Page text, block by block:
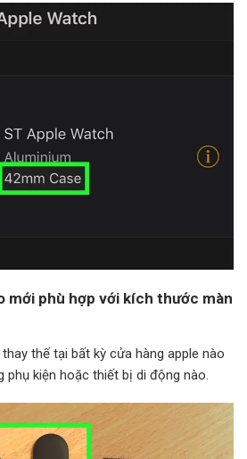
mới phù hợp với kích thước màn
thế tại bất kỳ cửa hàng apple nào
phụ kiện hoặc thiết bị di động nào.